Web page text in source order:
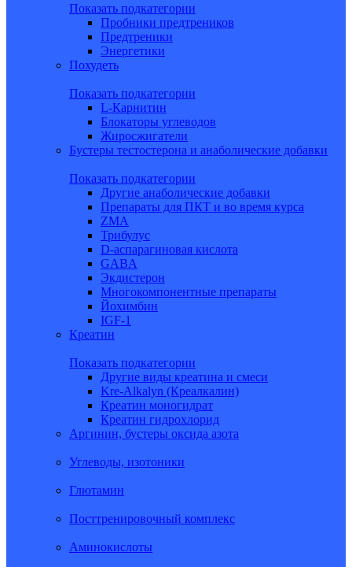
Показать подкатегории
Пробники предтреников
Предтреники
Энергетики
Похудеть
Показать подкатегории
L-Карнитин
Блокаторы углеводов
Жиросжигатели
Бустеры тестостерона и анаболические добавки
Показать подкатегории
Другие анаболические добавки
Препараты для ПКТ и во время курса
ZMA
Трибулус
D-аспарагиновая кислота
GABA
Экдистерон
Многокомпонентные препараты
Йохимбин
IGF-1
Креатин
Показать подкатегории
Другие виды креатина и смеси
Kre-Alkalyn (Креалкалин)
Креатин моногидрат
Креатин гидрохлорид
Аргинин, бустеры оксида азота
Углеводы, изотоники
Глютамин
Посттренировочный комплекс
Аминокислоты